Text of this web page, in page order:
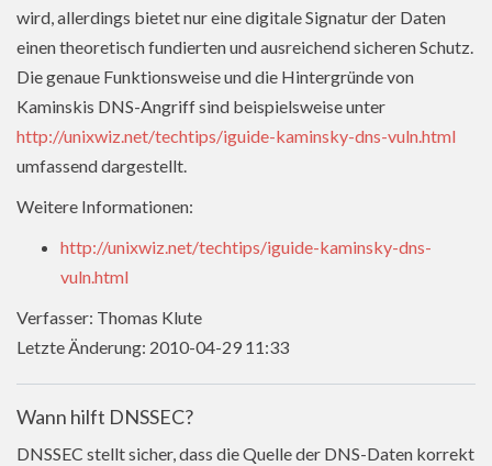
wird, allerdings bietet nur eine digitale Signatur der Daten
einen theoretisch fundierten und ausreichend sicheren Schutz.
Die genaue Funktionsweise und die Hintergründe von
Kaminskis DNS-Angriff sind beispielsweise unter
http://unixwiz.net/techtips/iguide-kaminsky-dns-vuln.html
umfassend dargestellt.
Weitere Informationen:
http://unixwiz.net/techtips/iguide-kaminsky-dns-
vuln.html
Verfasser: Thomas Klute
Letzte Änderung: 2010-04-29 11:33
Wann hilft DNSSEC?
DNSSEC stellt sicher, dass die Quelle der DNS-Daten korrekt